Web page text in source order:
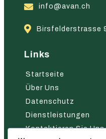
info@avan.ch
Birsfelderstrasse
Links
Startseite
Über Uns
Datenschutz
Dienstleistungen
Kontaktieren Sie Uns